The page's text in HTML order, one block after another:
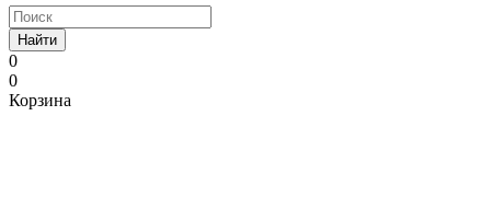
Найти
0
0
Корзина